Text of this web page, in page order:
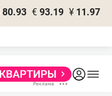
80.93 € 93.19 ¥ 11.97